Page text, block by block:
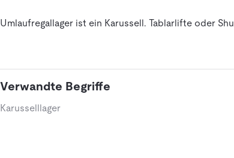
Umlaufregallager ist ein Karussell. Tablarlifte oder
Verwandte Begriffe
Karusselllager